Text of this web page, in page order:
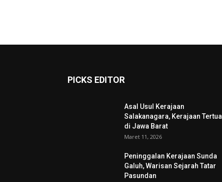
PICKS EDITOR
Asal Usul Kerajaan
Salakanagara, Kerajaan Tertua
di Jawa Barat
Maret 11, 2026
Peninggalan Kerajaan Sunda
Galuh, Warisan Sejarah Tatar
Pasundan